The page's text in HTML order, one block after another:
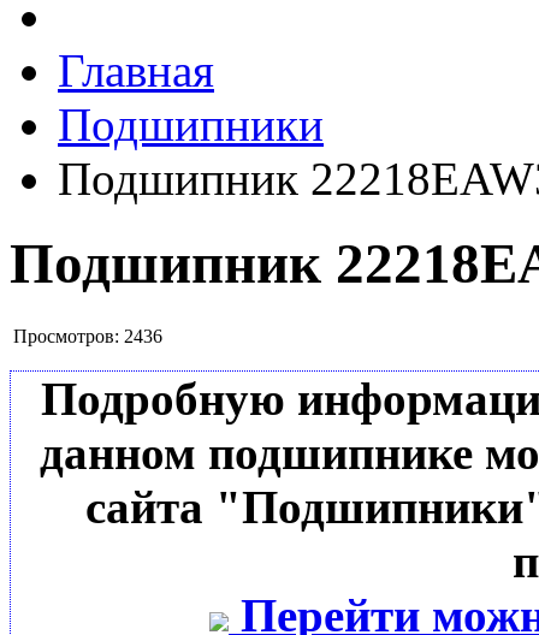
Ивантеевка, подшипники, пневматика, метизы, техника,
Главная
Подшипники
Подшипник
Подшипник
Просмотров: 2436
Подробную
данном подшипнике
сайта
Перейти